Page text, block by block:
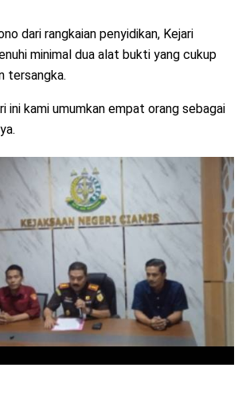
dari rangkaian penyidikan, Kejari
minimal dua alat bukti yang cukup
tersangka.
ini kami umumkan empat orang sebagai